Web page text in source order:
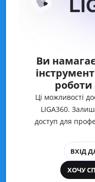
Ви
Ці можливості
LIGA360.
доступ для
ВХІД
ХОЧУ